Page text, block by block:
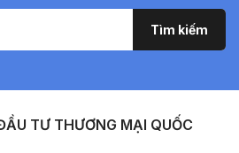
TƯ THƯƠNG MẠI QUỐC